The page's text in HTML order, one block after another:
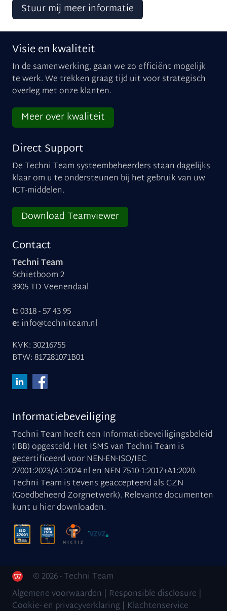
Stuur mij meer informatie
Visie en kwaliteit
In de samenwerking, gaan we zo efficiënt mogelijk
te werk. We trekken graag tijd uit voor strategisch
overleg met onze klanten.
Meer over kwaliteit
Direct Support
De Techni Team systeembeheerders staan dagelijks
klaar om u te ondersteunen bij het gebruik van uw
ICT-middelen.
Download Teamviewer
Contact
Techni Team
Schietboom 2
3905 TD Veenendaal
t:0318 - 57 43 95
e: info@techniteam.nl
KVK: 30216755
BTW: 817281071B01
Informatiebeveiliging
Techni Team heeft een Informatiebeveiligingsbeleid
(IBB) opgesteld. Het ISMS van Techni Team is
gecertificeerd voor NEN-EN-ISO/IEC
27001:2023/A1:2024 nl en NEN 7510-1:2017+A1:2020.
Techni Team is tevens geaccepteerd als GZN
(Goedbeheerd Zorgnetwerk). Relevante documenten
kunt u hier downloaden.
© 2026 - Techni Team
Algemene voorwaarden | Responsible disclosure |
Cookie- en privacyverklaring | Klachtenservice